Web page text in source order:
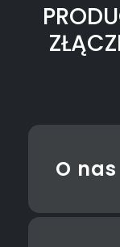
O nas